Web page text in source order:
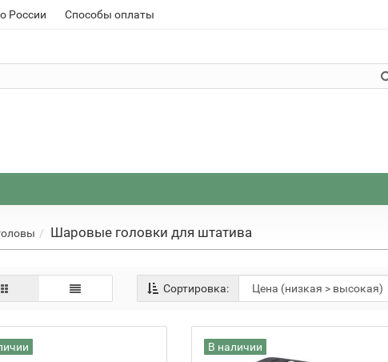
России Способы оплаты
Шаровые головки для штатива
Сортировка:
В наличии